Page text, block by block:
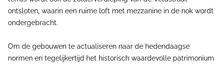
ontsloten, waarin een ruime loft met mezzanine in de nok wordt
ondergebracht.
Om de gebouwen te actualiseren naar de hedendaagse
normen en tegelijkertijd het historisch waardevolle patrimonium